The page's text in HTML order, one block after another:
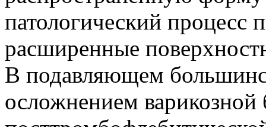
патологический процесс
расширенные
В подавляющем
осложнением варикозной